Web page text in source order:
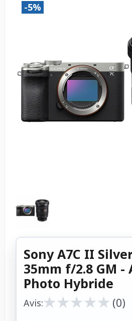
-5%
Sony A7C II
35mm f/2.8 GM -
Photo Hybride
Avis:★
★★
★★
★★
★★
★ (0)